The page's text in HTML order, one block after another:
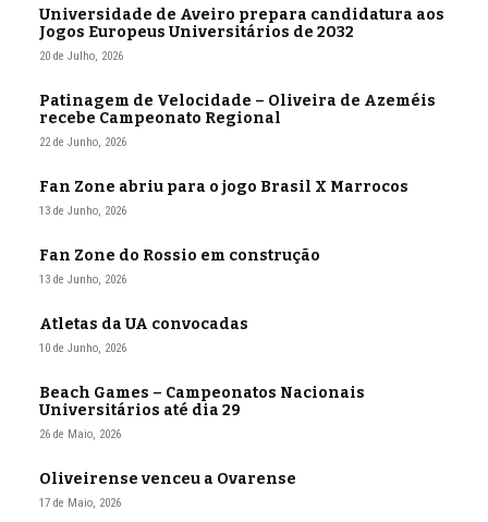
Universidade de Aveiro prepara candidatura aos
Jogos Europeus Universitários de 2032
20 de Julho, 2026
Patinagem de Velocidade – Oliveira de Azeméis
recebe Campeonato Regional
22 de Junho, 2026
Fan Zone abriu para o jogo Brasil X Marrocos
13 de Junho, 2026
Fan Zone do Rossio em construção
13 de Junho, 2026
Atletas da UA convocadas
10 de Junho, 2026
Beach Games – Campeonatos Nacionais
Universitários até dia 29
26 de Maio, 2026
Oliveirense venceu a Ovarense
17 de Maio, 2026